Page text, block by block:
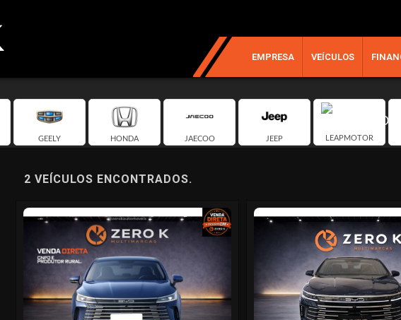
EMPRESA VEÍCULOS
GEELY HONDA JAECOO JEEP LEAPMOTOR
2 VEÍCULOS ENCONTRADOS.